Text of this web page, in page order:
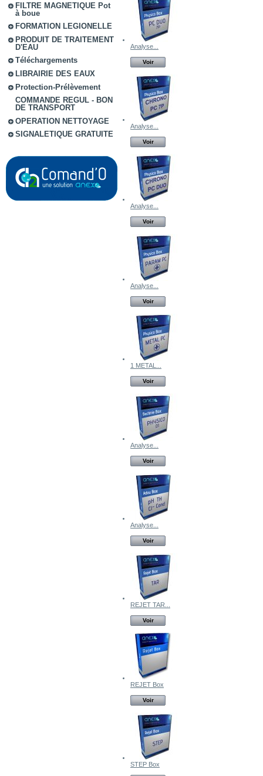
FILTRE MAGNETIQUE Pot
à boue
FORMATION LEGIONELLE
PRODUIT DE TRAITEMENT
D'EAU
Téléchargements
LIBRAIRIE DES EAUX
Protection-Prélèvement
COMMANDE REGUL - BON
DE TRANSPORT
OPERATION NETTOYAGE
SIGNALETIQUE GRATUITE
Analyse...
Voir
Analyse...
Voir
Analyse...
Voir
Analyse...
Voir
1 METAL...
Voir
Analyse...
Voir
Analyse...
Voir
REJET TAR...
Voir
REJET Box
Voir
STEP Box